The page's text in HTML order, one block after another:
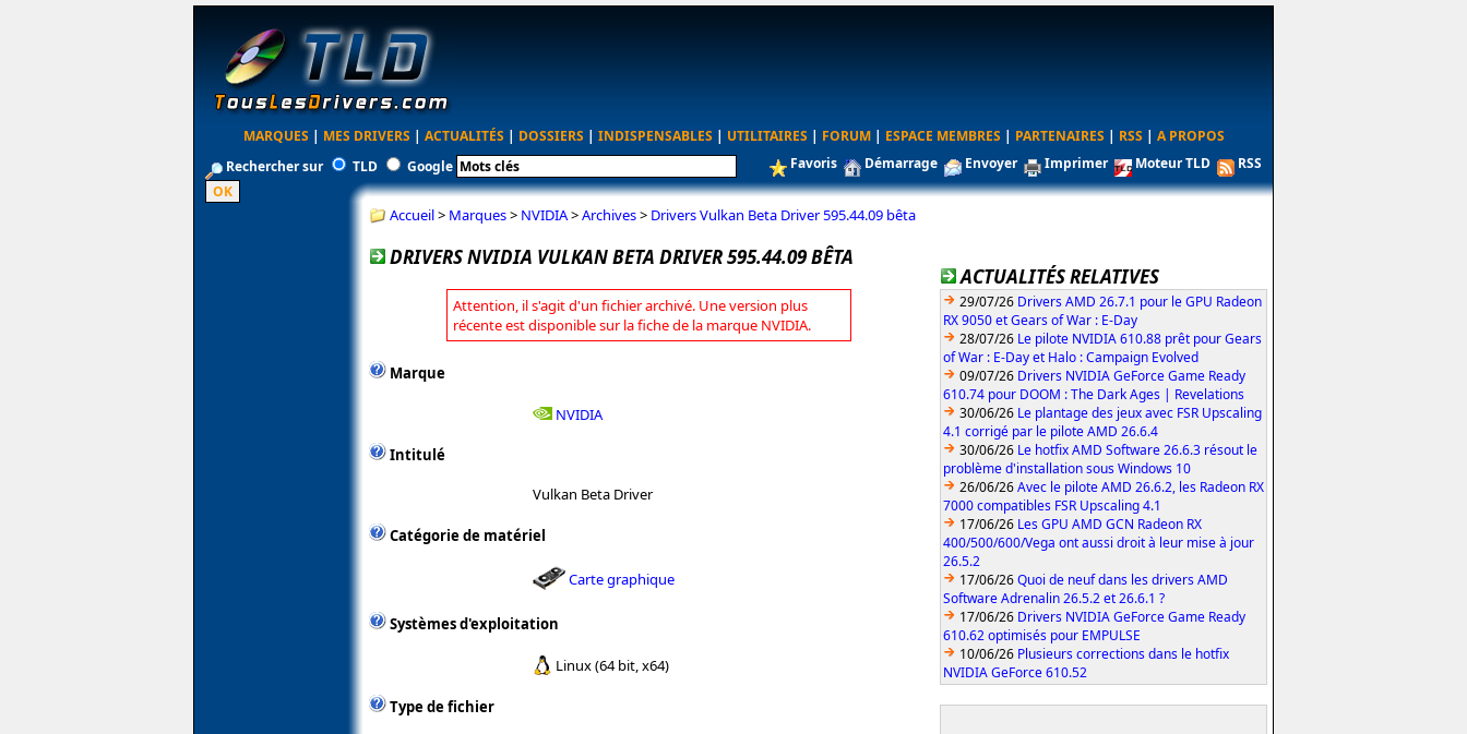
MARQUES | MES DRIVERS | ACTUALITÉS | DOSSIERS | INDISPENSABLES | UTILITAIRES | FORUM | ESPACE MEMBRES | PARTENAIRES | RSS | A PROPOS
Rechercher sur
TLD Google Favoris Démarrage Envoyer Imprimer Moteur TLD RSS
Accueil> Marques> NVIDIA>Archives> Drivers Vulkan Beta Driver 595.44.09 bêta
DRIVERS NVIDIA VULKAN BETA DRIVER 595.44.09 BÊTA
Attention, il s'agit d'un fichier archivé. Une version plus
récente est disponible sur la fiche de la marque NVIDIA.
Marque
NVIDIA
Intitulé
Vulkan Beta Driver
Catégorie de matériel
Carte graphique
Systèmes d'exploitation
Linux (64 bit, x64)
Type de fichier
ACTUALITÉS RELATIVES
29/07/26 Drivers AMD 26.7.1 pour le GPU Radeon
RX 9050 et Gears of War : E-Day
28/07/26 Le pilote NVIDIA 610.88 prêt pour Gears
of War : E-Day et Halo : Campaign Evolved
09/07/26 Drivers NVIDIA GeForce Game Ready
610.74 pour DOOM : The Dark Ages | Revelations
30/06/26 Le plantage des jeux avec FSR Upscaling
4.1 corrigé par le pilote AMD 26.6.4
30/06/26 Le hotfix AMD Software 26.6.3 résout le
problème d'installation sous Windows 10
26/06/26Avec le pilote AMD 26.6.2, les Radeon RX
7000 compatibles FSR Upscaling 4.1
17/06/26 Les GPU AMD GCN Radeon RX
400/500/600/Vega ont aussi droit à leur mise à jour
26.5.2
17/06/26Quoi de neuf dans les drivers AMD
Software Adrenalin 26.5.2 et 26.6.1 ?
17/06/26 Drivers NVIDIA GeForce Game Ready
610.62 optimisés pour EMPULSE
10/06/26 Plusieurs corrections dans le hotfix
NVIDIA GeForce 610.52